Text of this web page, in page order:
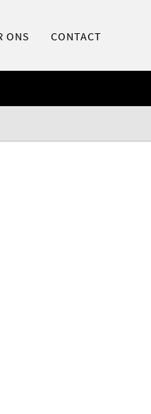
ONS CONTACT